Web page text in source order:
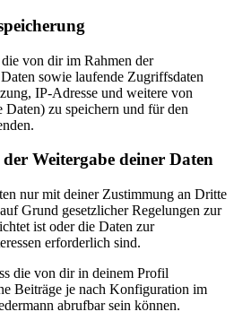
von dir im Rahmen der
sowie laufende Zugriffsdaten
IP-Adresse und weitere von
zu speichern und für den
Weitergabe deiner Daten
nur mit deiner Zustimmung an Dritte
Grund gesetzlicher Regelungen zur
ist oder die Daten zur
erforderlich sind.
die von dir in deinem Profil
Beiträge je nach Konfiguration im
abrufbar sein können.